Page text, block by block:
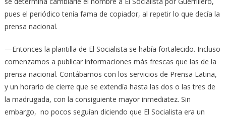
pues el periódico tenía fama de copiador, al repetir lo que decía la
prensa nacional.
—Entonces la plantilla de El Socialista se había fortalecido. Incluso
comenzamos a publicar informaciones más frescas que las de la
prensa nacional. Contábamos con los servicios de Prensa Latina,
y un horario de cierre que se extendía hasta las dos o las tres de
la madrugada, con la consiguiente mayor inmediatez. Sin
embargo, no pocos seguían diciendo que El Socialista era un